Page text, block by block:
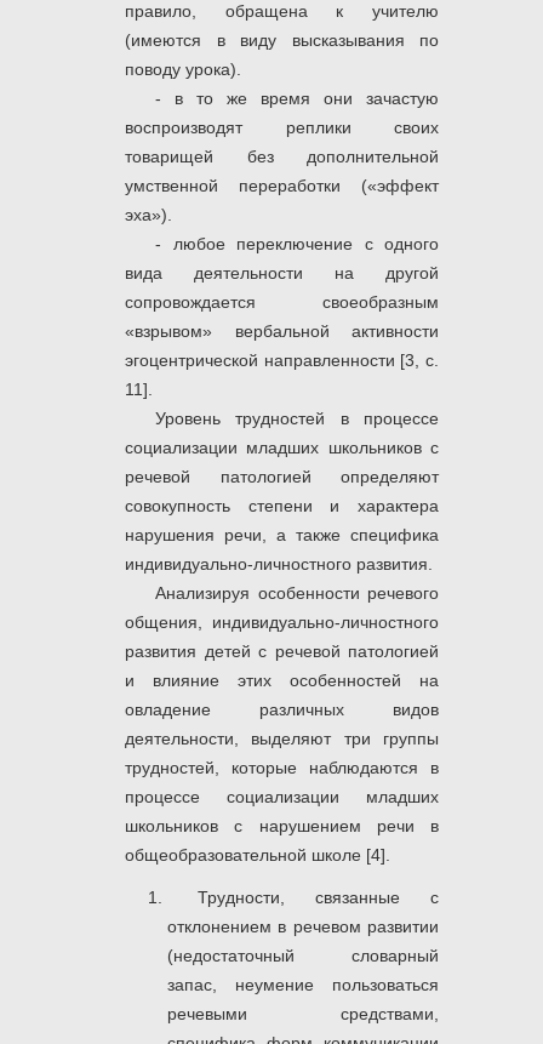
правило, обращена к учителю
(имеются в виду высказывания по
поводу урока).
- в то же время они зачастую
воспроизводят реплики своих
товарищей без дополнительной
умственной переработки («эффект
эха»).
- любое переключение с одного
вида деятельности на другой
сопровождается своеобразным
«взрывом» вербальной активности
эгоцентрической направленности [3, c.
11].
Уровень трудностей в процессе
социализации младших школьников с
речевой патологией определяют
совокупность степени и характера
нарушения речи, а также специфика
индивидуально-личностного развития.
Анализируя особенности речевого
общения, индивидуально-личностного
развития детей с речевой патологией
и влияние этих особенностей на
овладение различных видов
деятельности, выделяют три группы
трудностей, которые наблюдаются в
процессе социализации младших
школьников с нарушением речи в
общеобразовательной школе [4].
Трудности, связанные с
отклонением в речевом развитии
(недостаточный словарный
запас, неумение пользоваться
речевыми средствами,